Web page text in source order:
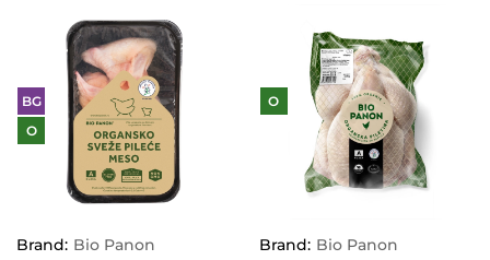
BG
O
Brand: Bio Panon
O
Brand: Bio Panon